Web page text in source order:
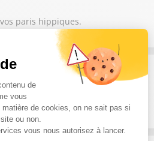
paris hippiques.
paris hippiques.